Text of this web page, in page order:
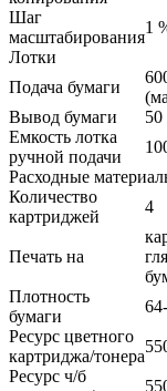
Шаг
масштабирования
1
Лотки
Подача бумаги
Вывод бумаги
50
Емкость лотка
ручной подачи
Расходные
Количество
картриджей
4
Печать на
Плотность
бумаги
Ресурс цветного
картриджа/тонера
Ресурс ч/б